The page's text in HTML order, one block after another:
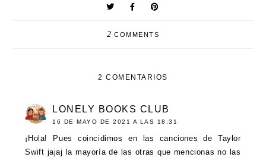
2 COMMENTS
2 COMENTARIOS
LONELY BOOKS CLUB
16 DE MAYO DE 2021 A LAS 18:31
¡Hola! Pues coincidimos en las canciones de Taylor
Swift jajaj la mayoría de las otras que mencionas no las